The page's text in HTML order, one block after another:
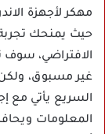
مهكر لأجهزة
حيث يمنحك
الافتراضي،
غير مسبوق، ولكن
السريع يأتي مع
المعلومات